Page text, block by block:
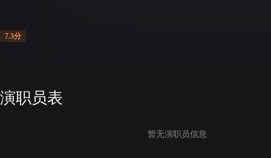
7.3分
演职员表
暂无演职员信息